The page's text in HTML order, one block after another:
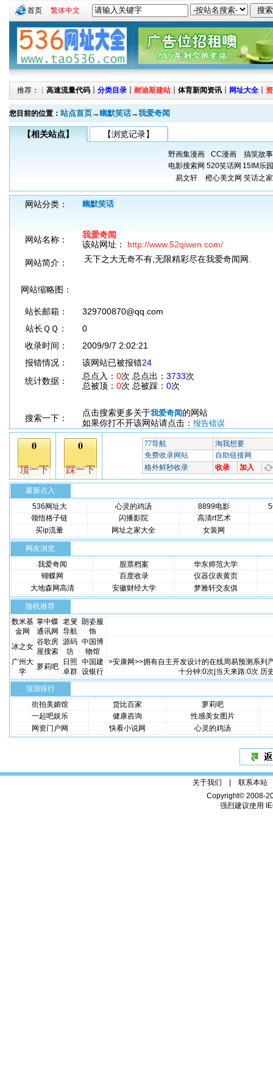
首页 繁体中文
推荐：┊ 高速流量代码 ┊ 分类目录 ┊ 耐迪斯建站 ┊ 体育新闻资讯 ┊ 网址大全 ┊
您目前的位置： 站点首页→ 幽默笑话→我爱奇闻
【相关站点】 【浏览记录】
野画集漫画 CC漫画
搞笑故事
电影搜索网 520笑话网 15IM乐园
易文轩
橙心美文网 笑话之家
网站分类： 幽默笑话
网站名称：
我爱奇闻
该站网址： http://www.52qiwen.com/
网站简介：
天下之大无奇不有,无限精彩尽在我爱奇闻网.
网站缩略图：
站长邮箱：
329700870@qq.com
站长ＱＱ：
0
收录时间：
2009/9/7 2:02:21
报错情况：
该网站已被报错24
统计数据：
总点入： 0次 总点出： 3733次
总被顶： 0次 总被踩： 0次
搜索一下：
点击搜索更多关于我爱奇闻 的网站
如果你打不开该网站请点击： 报告错误
最新点入
536网址大
心灵的鸡汤 8899电影
领悟格子链
闪播影院
高清rt艺术
买ip流量
网址之家大全 女装网
网友浏览
我爱奇闻
股票档案
华东师范大学
蝴蝶网
百度收录
仪器仪表黄页
大地森网高清
安徽财经大学 梦雅轩交友俱
随机推荐
数米基
金网
掌中蝶
通讯网
老叟
导航
朗姿服
饰
冰之女
谷歌房
屋搜索
源码
坊
中国博
物馆
广州大
学
萝莉吧
日照
卓群
中国建
设银行
>安康网>>拥有自主开发设计的在线周易预测系列
十分钟:0次|当天来路:0次 历
顶顶排行
街拍美媚馆
货比百家
萝莉吧
一起吧娱乐
健康咨询
性感美女图片
网资门户网
快看小说网 心灵的鸡汤
关于我们 | 联系本站
Copyright© 2008-
强烈建议使用